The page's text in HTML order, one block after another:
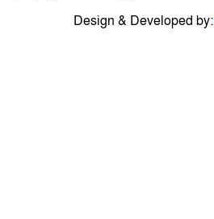
Design & Developed by: